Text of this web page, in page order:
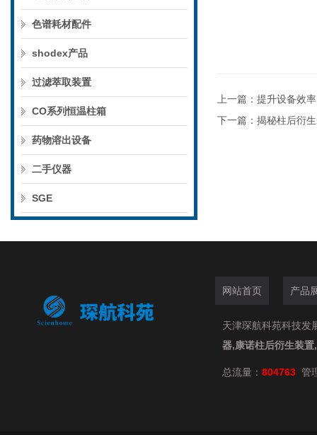
色谱耗材配件
shodex产品
过滤萃取装置
CO系列恒温柱箱
药物溶出设备
二手仪器
SGE
上一篇： 提升设备效
下一篇： 揭秘柱后衍
网站首页 产品
天津琛航科苑科技发
器,康诺柱后衍生装
总流量： 804763 管